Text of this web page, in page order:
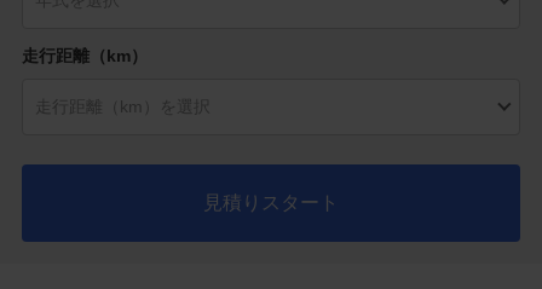
走行距離（km）
見積りスタート